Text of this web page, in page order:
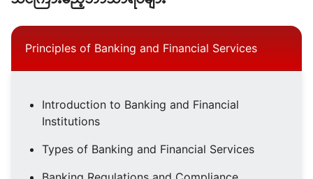
Principles of Banking and Financial Services
Introduction to Banking and Financial
Institutions
Types of Banking and Financial Services